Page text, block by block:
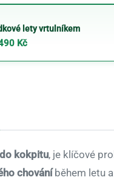
lety vrtulníkem
Kč
kokpitu, je klíčové
chováníběhem letu